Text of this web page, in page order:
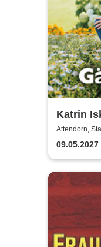
Katrin
viel
Attendorn,
09.05.2027